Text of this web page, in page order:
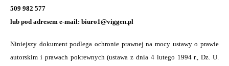
509 982 577
lub pod adresem e-mail: biuro1@viggen.pl
Niniejszy dokument podlega ochronie prawnej na mocy ustawy o prawie
autorskim i prawach pokrewnych (ustawa z dnia 4 lutego 1994 r., Dz. U.